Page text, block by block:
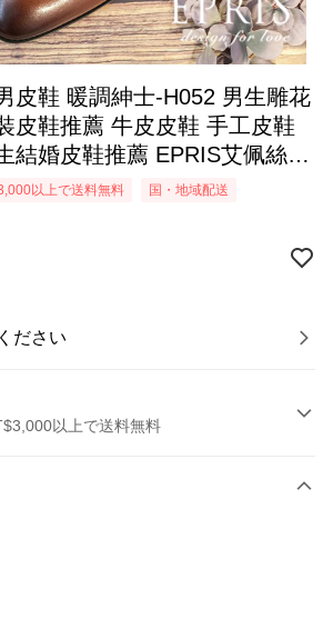
皮鞋 暖調紳士-H052 男生雕花
皮鞋推薦 牛皮皮鞋 手工皮鞋
結婚皮鞋推薦 EPRIS艾佩絲-
以上で送料無料 国・地域配送
ださい
以上で送料無料
い
い
回